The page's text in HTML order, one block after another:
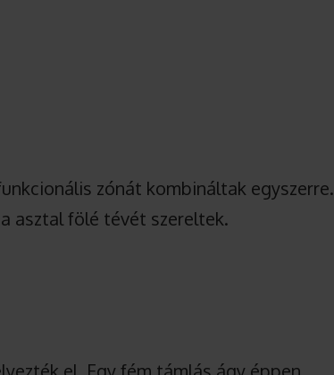
zónát kombináltak egyszerre.
asztal fölé tévét szereltek.